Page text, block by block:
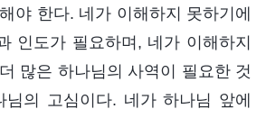
야 한다. 네가 이해하지 못하기에
인도가 필요하며, 네가 이해하지
많은 하나님의 사역이 필요한 것
님의 고심이다. 네가 하나님 앞에